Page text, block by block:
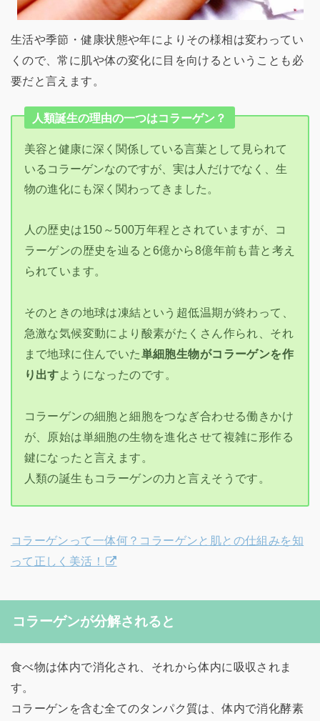
生活や季節・健康状態や年によりその様相は変わってい
くので、常に肌や体の変化に目を向けるということも必
要だと言えます。
人類誕生の理由の一つはコラーゲン？
美容と健康に深く関係している言葉として見られて
いるコラーゲンなのですが、実は人だけでなく、生
物の進化にも深く関わってきました。
人の歴史は150～500万年程とされていますが、コ
ラーゲンの歴史を辿ると6億から8億年前も昔と考え
られています。
そのときの地球は凍結という超低温期が終わって、
急激な気候変動により酸素がたくさん作られ、それ
まで地球に住んでいた単細胞生物がコラーゲンを作
り出すようになったのです。
コラーゲンの細胞と細胞をつなぎ合わせる働きかけ
が、原始は単細胞の生物を進化させて複雑に形作る
鍵になったと言えます。
人類の誕生もコラーゲンの力と言えそうです。
コラーゲンって一体何？コラーゲンと肌との仕組みを知
って正しく美活！
コラーゲンが分解されると
食べ物は体内で消化され、それから体内に吸収されま
す。
コラーゲンを含む全てのタンパク質は、体内で消化酵素